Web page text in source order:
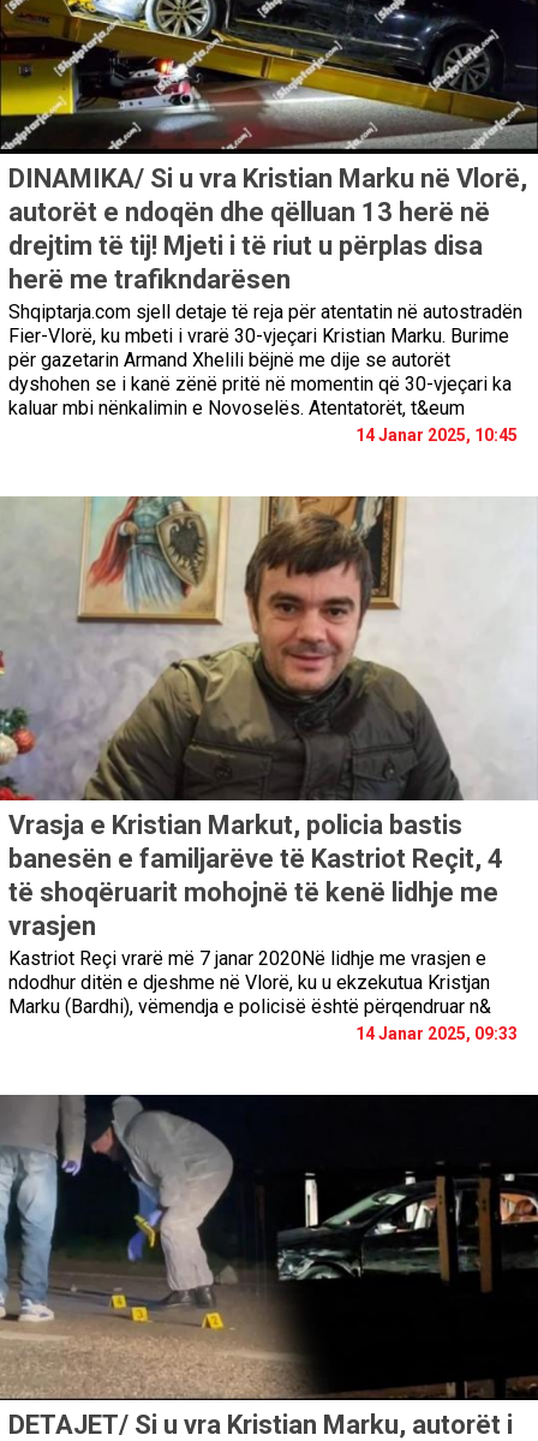
DINAMIKA/ Si u vra Kristian Marku në Vlorë,
autorët e ndoqën dhe qëlluan 13 herë në
drejtim të tij! Mjeti i të riut u përplas disa
herë me trafikndarësen
Shqiptarja.com sjell detaje të reja për atentatin në autostradën
Fier-Vlorë, ku mbeti i vrarë 30-vjeçari Kristian Marku. Burime
për gazetarin Armand Xhelili bëjnë me dije se autorët
dyshohen se i kanë zënë pritë në momentin që 30-vjeçari ka
kaluar mbi nënkalimin e Novoselës. Atentatorët, t&eum
14 Janar 2025, 10:45
Vrasja e Kristian Markut, policia bastis
banesën e familjarëve të Kastriot Reçit, 4
të shoqëruarit mohojnë të kenë lidhje me
vrasjen
Kastriot Reçi vrarë më 7 janar 2020Në lidhje me vrasjen e
ndodhur ditën e djeshme në Vlorë, ku u ekzekutua Kristjan
Marku (Bardhi), vëmendja e policisë është përqendruar n&
14 Janar 2025, 09:33
DETAJET/ Si u vra Kristian Marku, autorët i